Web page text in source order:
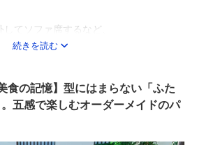
してソファ席するなど、
したレイアウトや演出を提案。
り続けるのではなく、
とグラスを合わせたり、一緒に写真を撮
続きを読む
食の記憶】型にはまらない「ふた
五感で楽しむオーダーメイドのパ